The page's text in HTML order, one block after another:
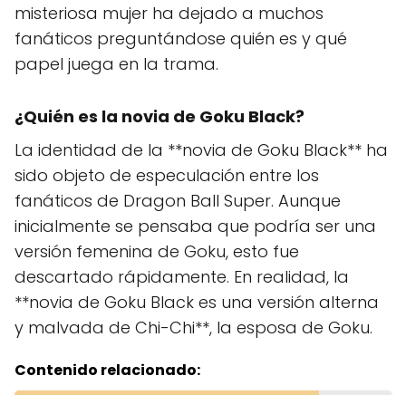
misteriosa mujer ha dejado a muchos
fanáticos preguntándose quién es y qué
papel juega en la trama.
¿Quién es la novia de Goku Black?
La identidad de la **novia de Goku Black** ha
sido objeto de especulación entre los
fanáticos de Dragon Ball Super. Aunque
inicialmente se pensaba que podría ser una
versión femenina de Goku, esto fue
descartado rápidamente. En realidad, la
**novia de Goku Black es una versión alterna
y malvada de Chi-Chi**, la esposa de Goku.
Contenido relacionado: